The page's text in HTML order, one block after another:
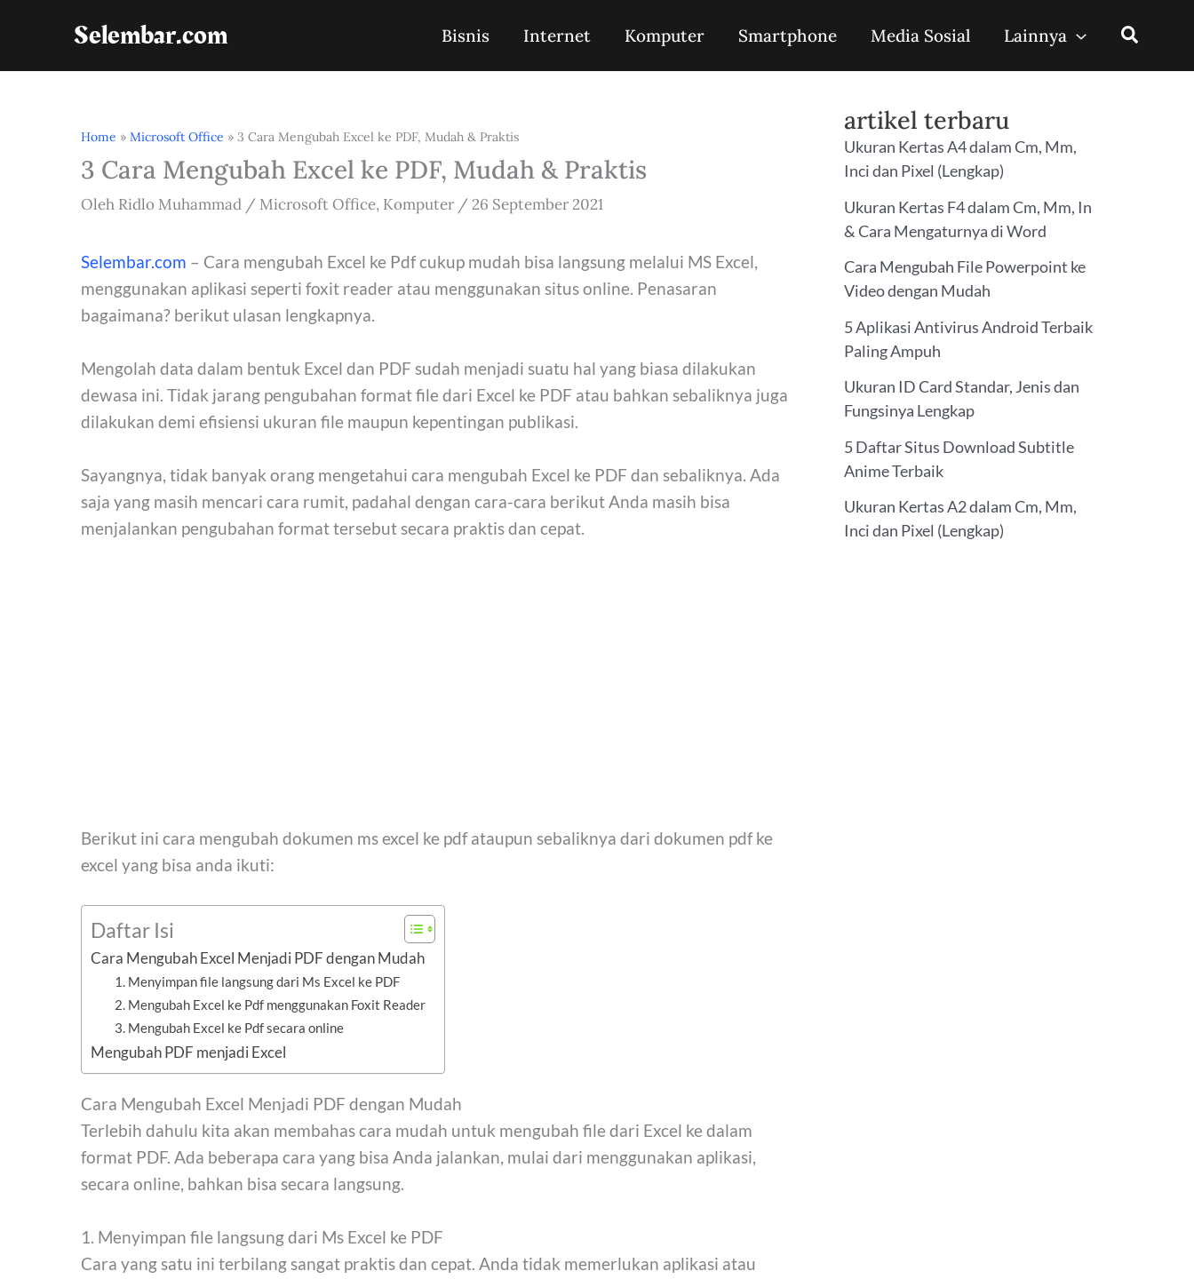
Selembar.com Bisnis Internet Komputer Smartphone Media Sosial Lainnya
Home » Microsoft Office » 3 Cara Mengubah Excel ke PDF, Mudah & Praktis
3 Cara Mengubah Excel ke PDF, Mudah & Praktis
Oleh Ridlo Muhammad / Microsoft Office, Komputer / 26 September 2021
Selembar.com – Cara mengubah Excel ke Pdf cukup mudah bisa langsung melalui MS Excel,
menggunakan aplikasi seperti foxit reader atau menggunakan situs online. Penasaran
bagaimana? berikut ulasan lengkapnya.
Mengolah data dalam bentuk Excel dan PDF sudah menjadi suatu hal yang biasa dilakukan
dewasa ini. Tidak jarang pengubahan format file dari Excel ke PDF atau bahkan sebaliknya juga
dilakukan demi efisiensi ukuran file maupun kepentingan publikasi.
Sayangnya, tidak banyak orang mengetahui cara mengubah Excel ke PDF dan sebaliknya. Ada
saja yang masih mencari cara rumit, padahal dengan cara-cara berikut Anda masih bisa
menjalankan pengubahan format tersebut secara praktis dan cepat.
Berikut ini cara mengubah dokumen ms excel ke pdf ataupun sebaliknya dari dokumen pdf ke
excel yang bisa anda ikuti:
Daftar Isi
Cara Mengubah Excel Menjadi PDF dengan Mudah
1. Menyimpan file langsung dari Ms Excel ke PDF
2. Mengubah Excel ke Pdf menggunakan Foxit Reader
3. Mengubah Excel ke Pdf secara online
Mengubah PDF menjadi Excel
Cara Mengubah Excel Menjadi PDF dengan Mudah
Terlebih dahulu kita akan membahas cara mudah untuk mengubah file dari Excel ke dalam
format PDF. Ada beberapa cara yang bisa Anda jalankan, mulai dari menggunakan aplikasi,
secara online, bahkan bisa secara langsung.
1. Menyimpan file langsung dari Ms Excel ke PDF
Cara yang satu ini terbilang sangat praktis dan cepat. Anda tidak memerlukan aplikasi atau
artikel terbaru
Ukuran Kertas A4 dalam Cm, Mm,
Inci dan Pixel (Lengkap)
Ukuran Kertas F4 dalam Cm, Mm, In
& Cara Mengaturnya di Word
Cara Mengubah File Powerpoint ke
Video dengan Mudah
5 Aplikasi Antivirus Android Terbaik
Paling Ampuh
Ukuran ID Card Standar, Jenis dan
Fungsinya Lengkap
5 Daftar Situs Download Subtitle
Anime Terbaik
Ukuran Kertas A2 dalam Cm, Mm,
Inci dan Pixel (Lengkap)